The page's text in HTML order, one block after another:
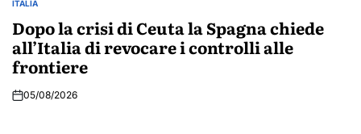
POSTED
ITALIA
Dopo la crisi di Ceuta la Spagna chiede
all’Italia di revocare i controlli alle
frontiere
05/08/2026